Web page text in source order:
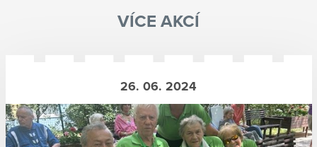
VÍCE AKCÍ
26. 06. 2024